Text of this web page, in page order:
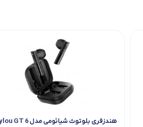
همزن
هود
هندزفری بلوتوث شیائومی مدل Haylou GT 6